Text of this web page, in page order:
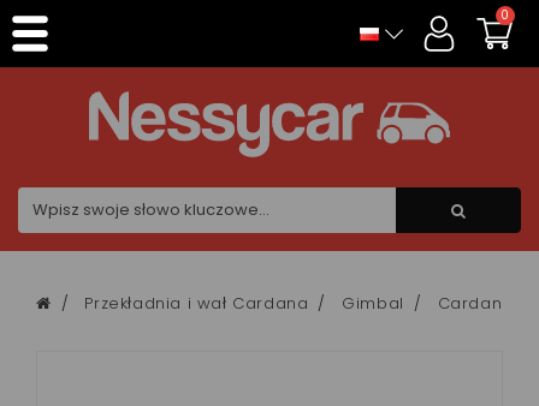
0
Przekładnia i wał Cardana Gimbal Cardan
Panel zarządzania plikami cookies